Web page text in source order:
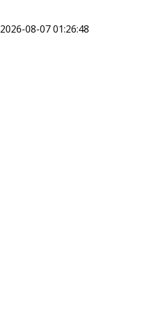
2026-08-07 01:26:48